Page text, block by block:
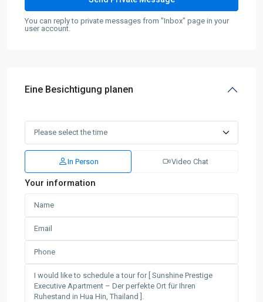
You can reply to private messages from "Inbox" page in your
user account.
Eine Besichtigung planen
In Person Video Chat
Your information